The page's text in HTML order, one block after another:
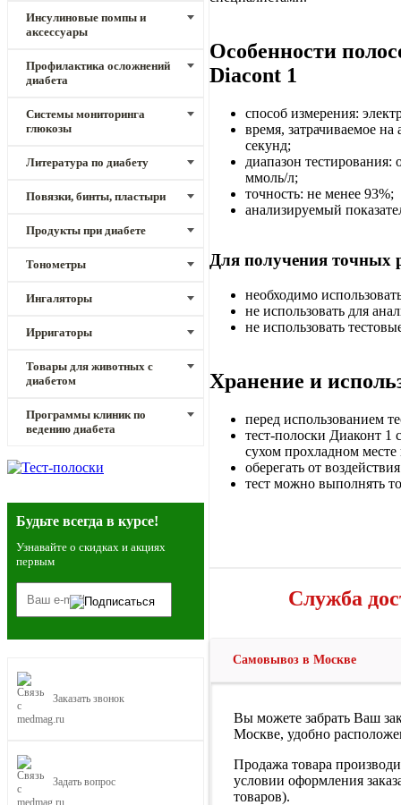
Инсулиновые помпы и
аксессуары
Профилактика осложнений
диабета
Системы мониторинга
глюкозы
Литература по диабету
Повязки, бинты, пластыри
Продукты при диабете
Тонометры
Ингаляторы
Ирригаторы
Товары для животных с
диабетом
Программы клиник по
ведению диабета
Будьте всегда в курсе!
Узнавайте о скидках и акциях
первым
Заказать звонок
Задать вопрос
Особенности
Diacont 1
способ измерения:
время, затрачиваемое на
секунд;
диапазон тестирования:
ммоль/л;
точность: не менее 93%;
анализируемый
Для получения точных
необходимо
не использовать для
не использовать
Хранение и
перед использованием
тест-полоски Диаконт 1
сухом прохладном
оберегать от
тест можно выполнять
Служба
Самовывоз в Москве
Вы можете забрать Ваш
Москве, удобно
Продажа товара
условии оформления
товаров).